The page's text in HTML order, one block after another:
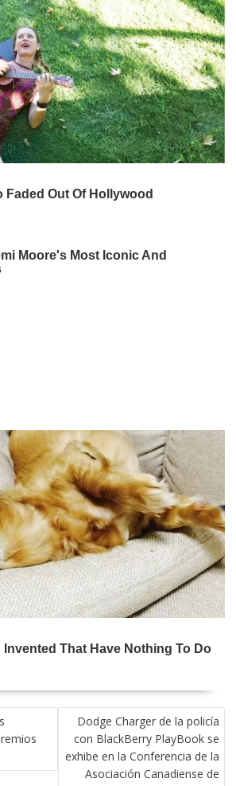
Dodge Charger de la policía
con BlackBerry PlayBook se
exhibe en la Conferencia de la
Asociación Canadiense de